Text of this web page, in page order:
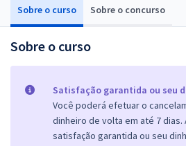
Sobre o curso Sobre o concurso
Sobre o curso
Satisfação garantida ou seu
Você poderá efetuar o
dinheiro de volta em até 7 dias.
satisfação garantida ou seu